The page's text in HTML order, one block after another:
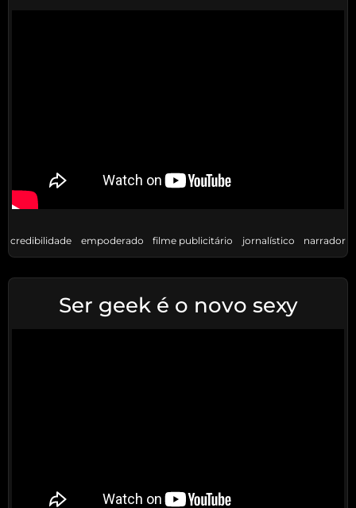
credibilidade empoderado filme publicitário jornalístico narrador
Ser geek é o novo sexy